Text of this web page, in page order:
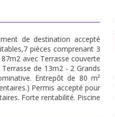
de destination accepté
pièces comprenant 3
avec Terrasse couverte
de 13m2 - 2 Grands
Entrepôt de 80 m²
Permis accepté pour
Forte rentabilité. Piscine